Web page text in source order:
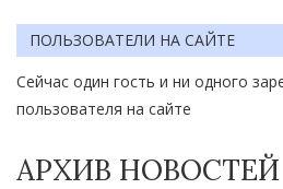
ПОЛЬЗОВАТЕЛИ НА САЙТЕ
Сейчас один гость и ни одного
пользователя на сайте
АРХИВ НОВОСТЕЙ